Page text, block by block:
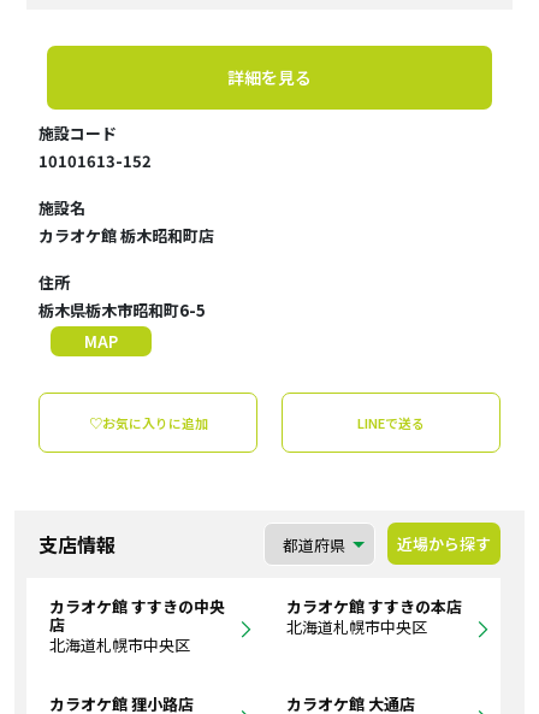
詳細を見る
施設コード
10101613-152
施設名
カラオケ館 栃木昭和町店
住所
栃木県栃木市昭和町6-5
MAP
♡お気に入りに追加 LINEで送る
支店情報 近場から探す
カラオケ館 すすきの中央
店
北海道札幌市中央区
カラオケ館 すすきの本店
北海道札幌市中央区
カラオケ館 狸小路店
カラオケ館 大通店